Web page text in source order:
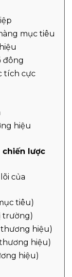
mục tiêu
đông
tích cực
hiệu
lược
của
tiêu)
trường)
thương hiệu)
hiệu)
hiệu)